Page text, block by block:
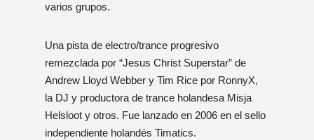
varios grupos.
Una pista de electro/trance progresivo
remezclada por “Jesus Christ Superstar” de
Andrew Lloyd Webber y Tim Rice por RonnyX,
la DJ y productora de trance holandesa Misja
Helsloot y otros. Fue lanzado en 2006 en el sello
independiente holandés Timatics.